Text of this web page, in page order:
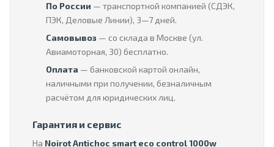
По России — транспортной компанией (СДЭК,
ПЭК, Деловые Линии), 3—7 дней.
Самовывоз — со склада в Москве (ул.
Авиамоторная, 30) бесплатно.
Оплата — банковской картой онлайн,
наличными при получении, безналичным
расчётом для юридических лиц.
Гарантия и сервис
На Noirot Antichoc smart eco control 1000w